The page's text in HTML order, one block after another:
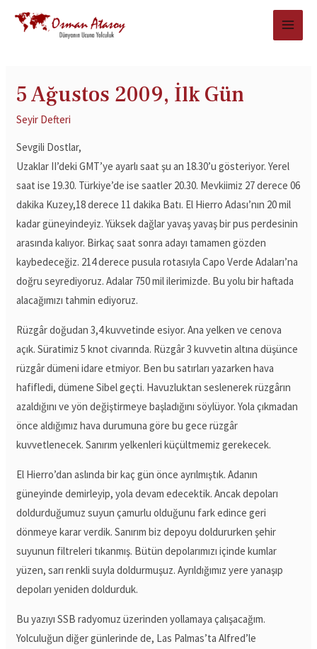
5 Ağustos 2009, İlk Gün
Seyir Defteri
Sevgili Dostlar,
Uzaklar II’deki GMT’ye ayarlı saat şu an 18.30’u gösteriyor. Yerel
saat ise 19.30. Türkiye’de ise saatler 20.30. Mevkiimiz 27 derece 06
dakika Kuzey,18 derece 11 dakika Batı. El Hierro Adası’nın 20 mil
kadar güneyindeyiz. Yüksek dağlar yavaş yavaş bir pus perdesinin
arasında kalıyor. Birkaç saat sonra adayı tamamen gözden
kaybedeceğiz. 214 derece pusula rotasıyla Capo Verde Adaları’na
doğru seyrediyoruz. Adalar 750 mil ilerimizde. Bu yolu bir haftada
alacağımızı tahmin ediyoruz.
Rüzgâr doğudan 3,4 kuvvetinde esiyor. Ana yelken ve cenova
açık. Süratimiz 5 knot civarında. Rüzgâr 3 kuvvetin altına düşünce
rüzgâr dümeni idare etmiyor. Ben bu satırları yazarken hava
hafifledi, dümene Sibel geçti. Havuzluktan seslenerek rüzgârın
azaldığını ve yön değiştirmeye başladığını söylüyor. Yola çıkmadan
önce aldığımız hava durumuna göre bu gece rüzgâr
kuvvetlenecek. Sanırım yelkenleri küçültmemiz gerekecek.
El Hierro’dan aslında bir kaç gün önce ayrılmıştık. Adanın
güneyinde demirleyip, yola devam edecektik. Ancak depoları
doldurduğumuz suyun çamurlu olduğunu fark edince geri
dönmeye karar verdik. Sanırım biz depoyu doldururken şehir
suyunun filtreleri tıkanmış. Bütün depolarımızı içinde kumlar
yüzen, sarı renkli suyla doldurmuşuz. Ayrıldığımız yere yanaşıp
depoları yeniden doldurduk.
Bu yazıyı SSB radyomuz üzerinden yollamaya çalışacağım.
Yolculuğun diğer günlerinde de, Las Palmas’ta Alfred’le